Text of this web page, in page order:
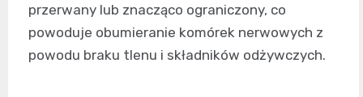
przerwany lub znacząco ograniczony, co
powoduje obumieranie komórek nerwowych z
powodu braku tlenu i składników odżywczych.